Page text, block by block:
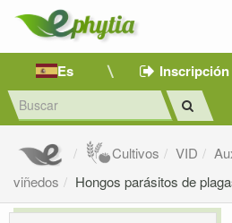
Es Inscripción
Cultivos VID
viñedos
Hongos parásitos de